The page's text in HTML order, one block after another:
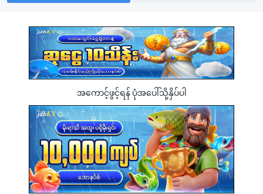
အကောင့်ဖွင့်ရန် ပုံအပေါ်သို့နှိပ်ပါ